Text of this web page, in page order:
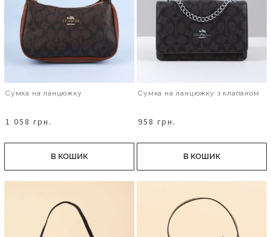
Сумка на ланцюжку
1 058 грн.
В КОШИК
Сумка на ланцюжку з клапаном
958 грн.
В КОШИК